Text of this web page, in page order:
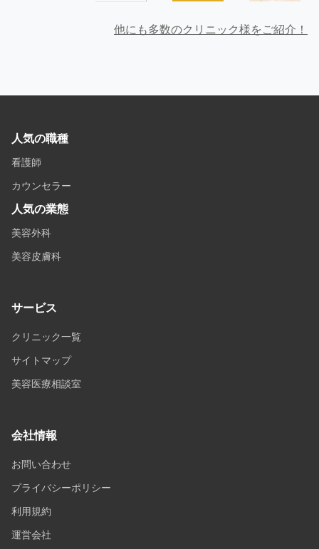
他にも多数のクリニック様をご紹介！
人気の職種
看護師
カウンセラー
人気の業態
美容外科
美容皮膚科
サービス
クリニック一覧
サイトマップ
美容医療相談室
会社情報
お問い合わせ
プライバシーポリシー
利用規約
運営会社